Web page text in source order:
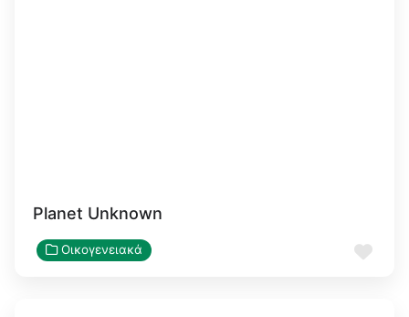
Planet Unknown
Οικογενειακά